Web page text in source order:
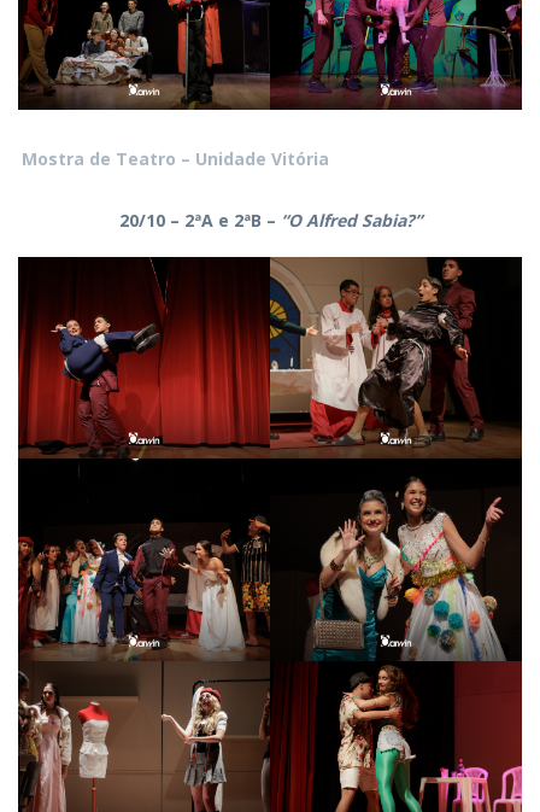
Mostra de Teatro – Unidade Vitória
20/10 – 2ªA e 2ªB – “O Alfred Sabia?”